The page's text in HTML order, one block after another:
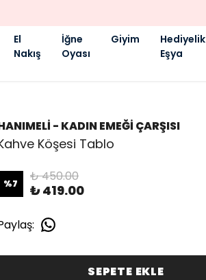
El
Nakış
İğne
Oyası
Giyim
Hediyelik
Eşya
- KADIN EMEĞİ ÇARŞISI
Köşesi Tablo
%7 ₺ 450.00
₺ 419.00
:
SEPETE EKLE